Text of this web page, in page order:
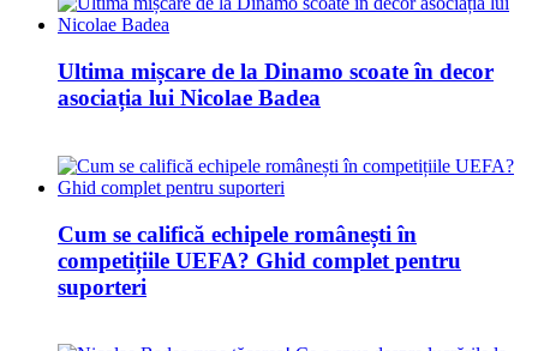
Ultima mișcare de la Dinamo scoate în decor
asociația lui Nicolae Badea
Cum se califică echipele românești în
competițiile UEFA? Ghid complet pentru
suporteri